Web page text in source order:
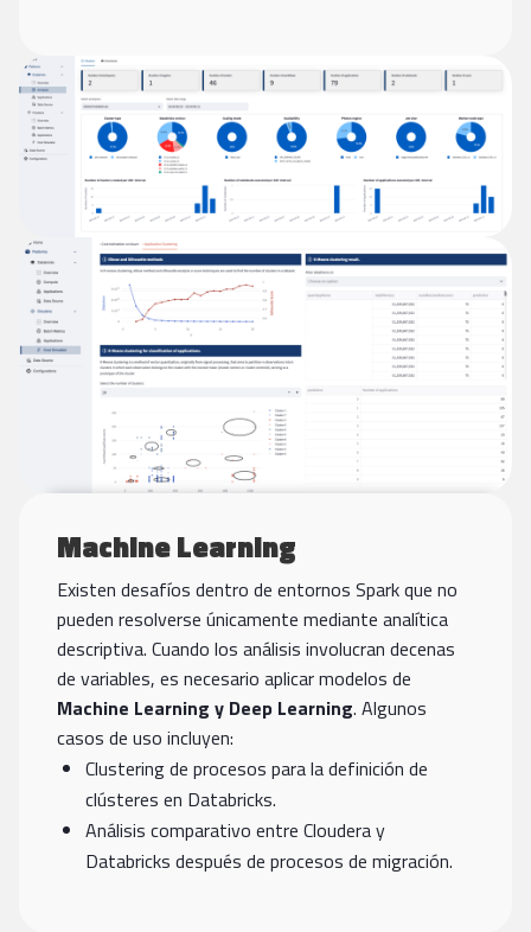
Machine Learning
Existen desafíos dentro de entornos Spark que no
pueden resolverse únicamente mediante analítica
descriptiva. Cuando los análisis involucran decenas
de variables, es necesario aplicar modelos de
Machine Learning y Deep Learning. Algunos
casos de uso incluyen:
Clustering de procesos para la definición de
clústeres en Databricks.
Análisis comparativo entre Cloudera y
Databricks después de procesos de migración.